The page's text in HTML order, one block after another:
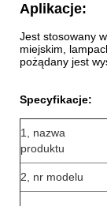
Aplikacje:
Jest stosowany
miejskim,
pożądany jest
Specyfikacje:
1, nazwa
produktu
2, nr modelu